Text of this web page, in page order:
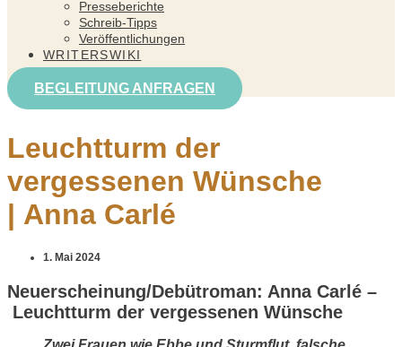
Presseberichte
Schreib-Tipps
Veröffentlichungen
WRITERSWIKI
BEGLEITUNG ANFRAGEN
Leuchtturm der
vergessenen Wünsche
| Anna Carlé
1. Mai 2024
Neuerscheinung/Debütroman: Anna Carlé –
Leuchtturm der vergessenen Wünsche